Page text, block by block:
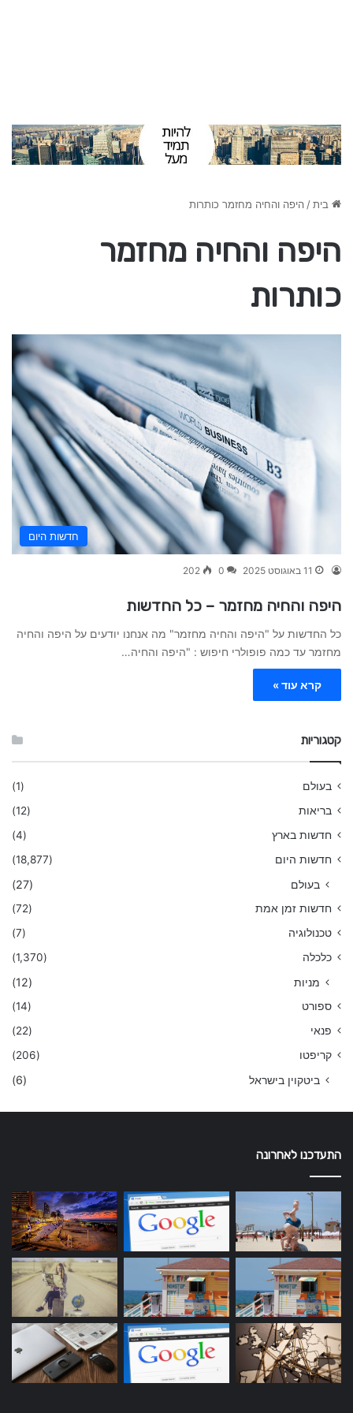
בית/היפה והחיה מחזמר כותרות
היפה והחיה מחזמר
כותרות
חדשות היום
11 באוגוסט 2025 0
202
היפה והחיה מחזמר – כל החדשות
כל החדשות על "היפה והחיה מחזמר" מה אנחנו יודעים על היפה והחיה
מחזמר עד כמה פופולרי חיפוש : "היפה והחיה…
קרא עוד »
קטגוריות
בעולם
(1)
בריאות
(12)
חדשות בארץ
(4)
חדשות היום
(18,877)
בעולם (27)
חדשות זמן אמת
(72)
טכנולוגיה
(7)
כלכלה
(1,370)
מניות (12)
ספורט
(14)
פנאי
(22)
קריפטו
(206)
ביטקוין בישראל (6)
התעדכנו לאחרונה